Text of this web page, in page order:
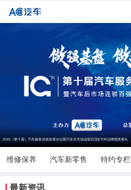
2025（第十届）汽车服务连锁发展论坛暨汽车后市场连锁百强&TOP品牌颁奖典礼
维修保养 汽车新零售 特约专栏
最新资讯